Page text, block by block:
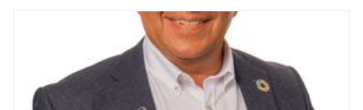
brancheorganisation.